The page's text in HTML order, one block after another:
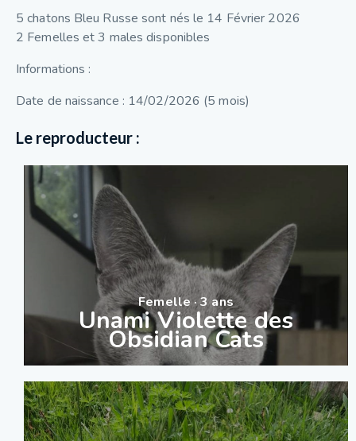
5 chatons Bleu Russe sont nés le 14 Février 2026
2 Femelles et 3 males disponibles
Informations :
Date de naissance : 14/02/2026 (5 mois)
Le reproducteur :
Femelle · 3 ans
Unami Violette des
Obsidian Cats